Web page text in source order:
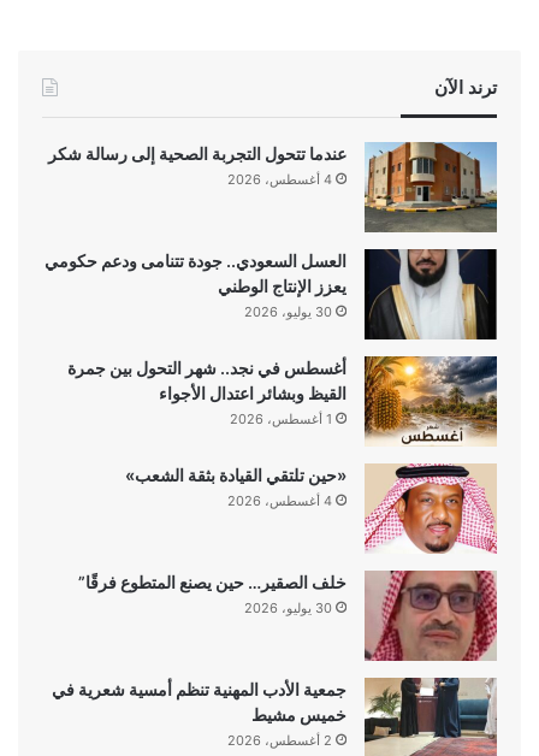
ترند الآن
عندما تتحول التجربة الصحية إلى رسالة شكر
4 أغسطس، 2026
العسل السعودي.. جودة تتنامى ودعم حكومي
يعزز الإنتاج الوطني
30 يوليو، 2026
أغسطس في نجد.. شهر التحول بين جمرة
القيظ وبشائر اعتدال الأجواء
1 أغسطس، 2026
«حين تلتقي القيادة بثقة الشعب»
4 أغسطس، 2026
خلف الصقير… حين يصنع المتطوع فرقًا”
30 يوليو، 2026
جمعية الأدب المهنية تنظم أمسية شعرية في
خميس مشيط
2 أغسطس، 2026